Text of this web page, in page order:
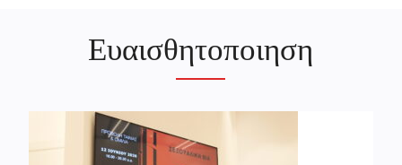
Ευαισθητοποιηση